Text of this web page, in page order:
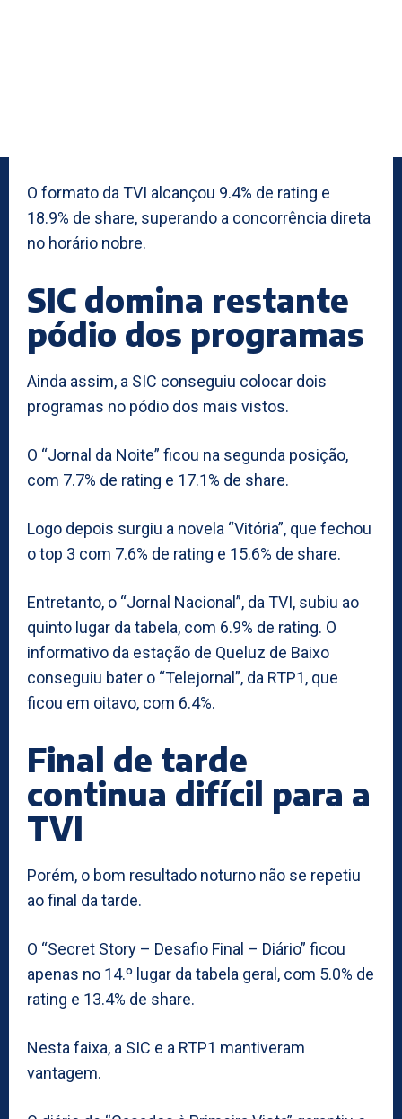
O formato da TVI alcançou 9.4% de rating e
18.9% de share, superando a concorrência direta
no horário nobre.
SIC domina restante
pódio dos programas
Ainda assim, a SIC conseguiu colocar dois
programas no pódio dos mais vistos.
O “Jornal da Noite” ficou na segunda posição,
com 7.7% de rating e 17.1% de share.
Logo depois surgiu a novela “Vitória”, que fechou
o top 3 com 7.6% de rating e 15.6% de share.
Entretanto, o “Jornal Nacional”, da TVI, subiu ao
quinto lugar da tabela, com 6.9% de rating. O
informativo da estação de Queluz de Baixo
conseguiu bater o “Telejornal”, da RTP1, que
ficou em oitavo, com 6.4%.
Final de tarde
continua difícil para a
TVI
Porém, o bom resultado noturno não se repetiu
ao final da tarde.
O “Secret Story – Desafio Final – Diário” ficou
apenas no 14.º lugar da tabela geral, com 5.0% de
rating e 13.4% de share.
Nesta faixa, a SIC e a RTP1 mantiveram
vantagem.